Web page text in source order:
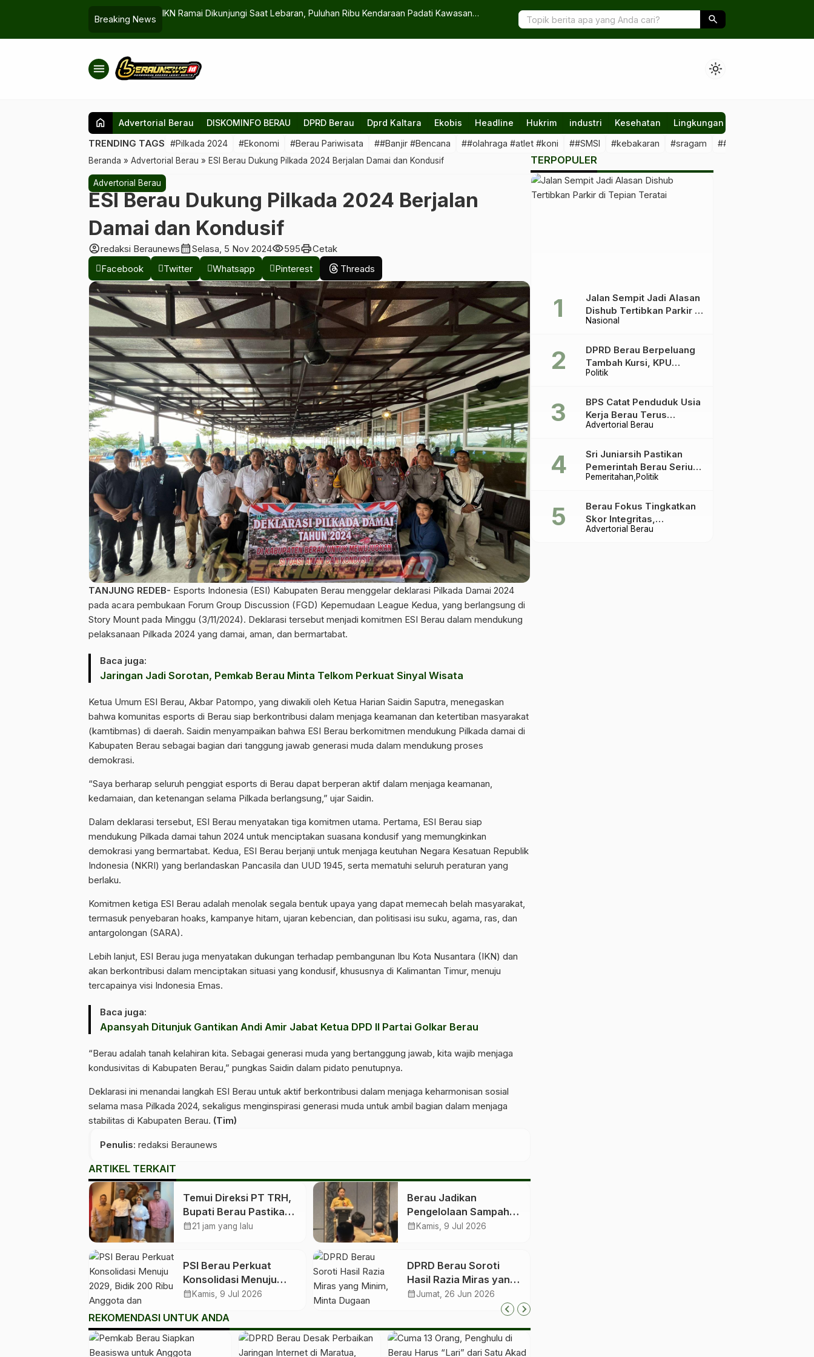
Breaking News
LPG Sempat Langka di Berau, Ternyata Ini Penyebab Sebenarnya Partisipasi Masyarakat Jadi Kunci Keberhasilan Pembangunan di Gunung
search
menu light_mode
home Advertorial Berau DISKOMINFO BERAU DPRD Berau Dprd Kaltara Ekobis Headline Hukrim industri Kesehatan Lingkungan
TRENDING TAGS #Pilkada 2024 #Ekonomi #Berau Pariwisata ##Banjir #Bencana ##olahraga #atlet #koni ##SMSI #kebakaran #sragam ##sawit #illegal
Beranda » Advertorial Berau » ESI Berau Dukung Pilkada 2024 Berjalan Damai dan Kondusif
Advertorial Berau
ESI Berau Dukung Pilkada 2024 Berjalan
Damai dan Kondusif
account_circleredaksi Beraunewscalendar_monthSelasa, 5 Nov 2024visibility595printCetak
Facebook
Twitter Whatsapp Pinterest Threads
TANJUNG REDEB- Esports Indonesia (ESI) Kabupaten Berau menggelar deklarasi Pilkada Damai 2024
pada acara pembukaan Forum Group Discussion (FGD) Kepemudaan League Kedua, yang berlangsung di
Story Mount pada Minggu (3/11/2024). Deklarasi tersebut menjadi komitmen ESI Berau dalam mendukung
pelaksanaan Pilkada 2024 yang damai, aman, dan bermartabat.
Baca juga:
Jaringan Jadi Sorotan, Pemkab Berau Minta Telkom Perkuat Sinyal Wisata
Ketua Umum ESI Berau, Akbar Patompo, yang diwakili oleh Ketua Harian Saidin Saputra, menegaskan
bahwa komunitas esports di Berau siap berkontribusi dalam menjaga keamanan dan ketertiban masyarakat
(kamtibmas) di daerah. Saidin menyampaikan bahwa ESI Berau berkomitmen mendukung Pilkada damai di
Kabupaten Berau sebagai bagian dari tanggung jawab generasi muda dalam mendukung proses
demokrasi.
“Saya berharap seluruh penggiat esports di Berau dapat berperan aktif dalam menjaga keamanan,
kedamaian, dan ketenangan selama Pilkada berlangsung,” ujar Saidin.
Dalam deklarasi tersebut, ESI Berau menyatakan tiga komitmen utama. Pertama, ESI Berau siap
mendukung Pilkada damai tahun 2024 untuk menciptakan suasana kondusif yang memungkinkan
demokrasi yang bermartabat. Kedua, ESI Berau berjanji untuk menjaga keutuhan Negara Kesatuan Republik
Indonesia (NKRI) yang berlandaskan Pancasila dan UUD 1945, serta mematuhi seluruh peraturan yang
berlaku.
Komitmen ketiga ESI Berau adalah menolak segala bentuk upaya yang dapat memecah belah masyarakat,
termasuk penyebaran hoaks, kampanye hitam, ujaran kebencian, dan politisasi isu suku, agama, ras, dan
antargolongan (SARA).
Lebih lanjut, ESI Berau juga menyatakan dukungan terhadap pembangunan Ibu Kota Nusantara (IKN) dan
akan berkontribusi dalam menciptakan situasi yang kondusif, khususnya di Kalimantan Timur, menuju
tercapainya visi Indonesia Emas.
Baca juga:
Apansyah Ditunjuk Gantikan Andi Amir Jabat Ketua DPD II Partai Golkar Berau
“Berau adalah tanah kelahiran kita. Sebagai generasi muda yang bertanggung jawab, kita wajib menjaga
kondusivitas di Kabupaten Berau,” pungkas Saidin dalam pidato penutupnya.
Deklarasi ini menandai langkah ESI Berau untuk aktif berkontribusi dalam menjaga keharmonisan sosial
selama masa Pilkada 2024, sekaligus menginspirasi generasi muda untuk ambil bagian dalam menjaga
stabilitas di Kabupaten Berau. (Tim)
Penulis: redaksi Beraunews
ARTIKEL TERKAIT
Temui Direksi PT TRH,
Bupati Berau Pastikan
Ruang Kelas Baru
calendar_month21 jam yang lalu
Berau Jadikan
Pengelolaan Sampah
sebagai Senjata Baru
calendar_month Kamis, 9 Jul 2026
PSI Berau Perkuat
Konsolidasi Menuju
2029, Bidik 200 Ribu
Roadshow hingga
Kampung
calendar_month Kamis, 9 Jul 2026
DPRD Berau Soroti
Hasil Razia Miras yang
Minim, Minta Dugaan
Kebocoran Dievaluasi
calendar_monthJumat, 26 Jun 2026
REKOMENDASI UNTUK ANDA
TERPOPULER
Nasional
Jalan Sempit Jadi Alasan
Dishub Tertibkan Parkir di
Tepian Teratai
Politik
DPRD Berau Berpeluang
Tambah Kursi, KPU
Ingatkan Acuannya UU
Advertorial Berau
BPS Catat Penduduk Usia
Kerja Berau Terus
Meningkat Dua Tahun
Pemeritahan Politik
Sri Juniarsih Pastikan
Pemerintah Berau Serius
Tangani Reboisasi dan
Advertorial Berau
Berau Fokus Tingkatkan
Skor Integritas,
Rekomendasi KPK Jadi